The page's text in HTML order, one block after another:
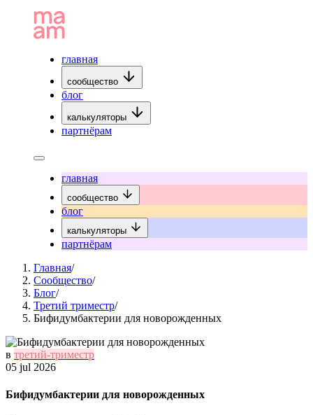
главная
сообщество
блог
калькуляторы
партнёрам
главная
сообщество
блог
калькуляторы
партнёрам
Главная/
Сообщество/
Блог/
Третий триместр/
Бифидумбактерии для новорожденных
в третий-триместр
05 jul 2026
Бифидумбактерии для новорожденных